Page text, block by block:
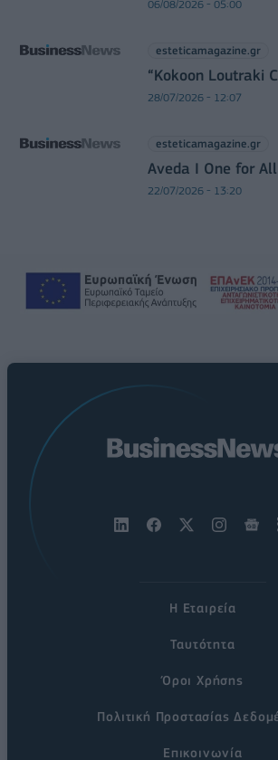
06/08/2026 - 05:00
esteticamagazine.gr
“Kokoon Loutraki
28/07/2026 - 12:07
esteticamagazine.gr
Aveda I One for
22/07/2026 - 13:20
Η Εταιρεία
Ταυτότητα
Όροι Χρήσης
Πολιτική Προστασίας
Επικοινωνία